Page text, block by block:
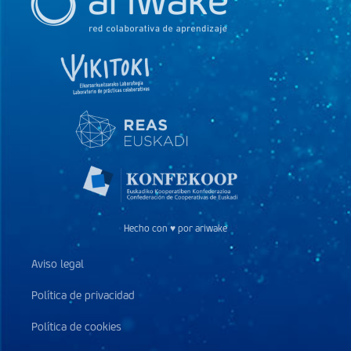
Hecho con ♥ por ariwake
Aviso legal
Política de privacidad
Política de cookies